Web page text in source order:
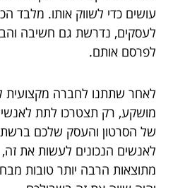
עושים כדי לשווק אותו. מלבד
לעסקים, נדרשת גם חשיבה
לפרסם אותם.
לאחר שתתנו לחברה מקצועית
מושקע, רק תצטרכו לתת
של הסרטון והעסק שלכם
לאנשים הנכונים לעשות את זה,
מתוצאות הרבה יותר טובות